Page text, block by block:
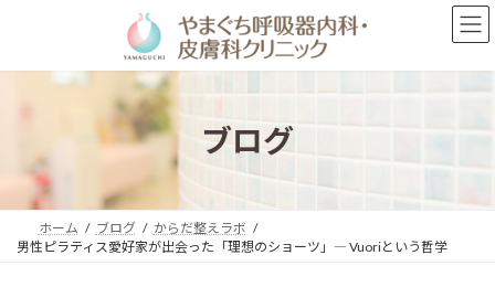
ン
プ
ー
動
ブログ
ホーム ブログ
からだ整えラボ
男性ピラティス愛好家が出会った「理想のショーツ」― Vuoriという哲学